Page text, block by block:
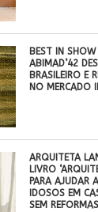
BEST IN SHOW
ABIMAD’42
BRASILEIRO E
NO MERCADO
ARQUITETA
LIVRO
PARA AJUDAR
IDOSOS EM
SEM REFORMAS